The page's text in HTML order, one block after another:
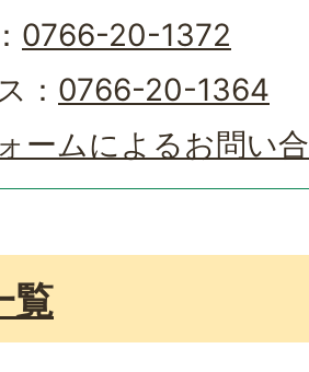
0766-20-1372
： 0766-20-1364
ームによるお問い
覧